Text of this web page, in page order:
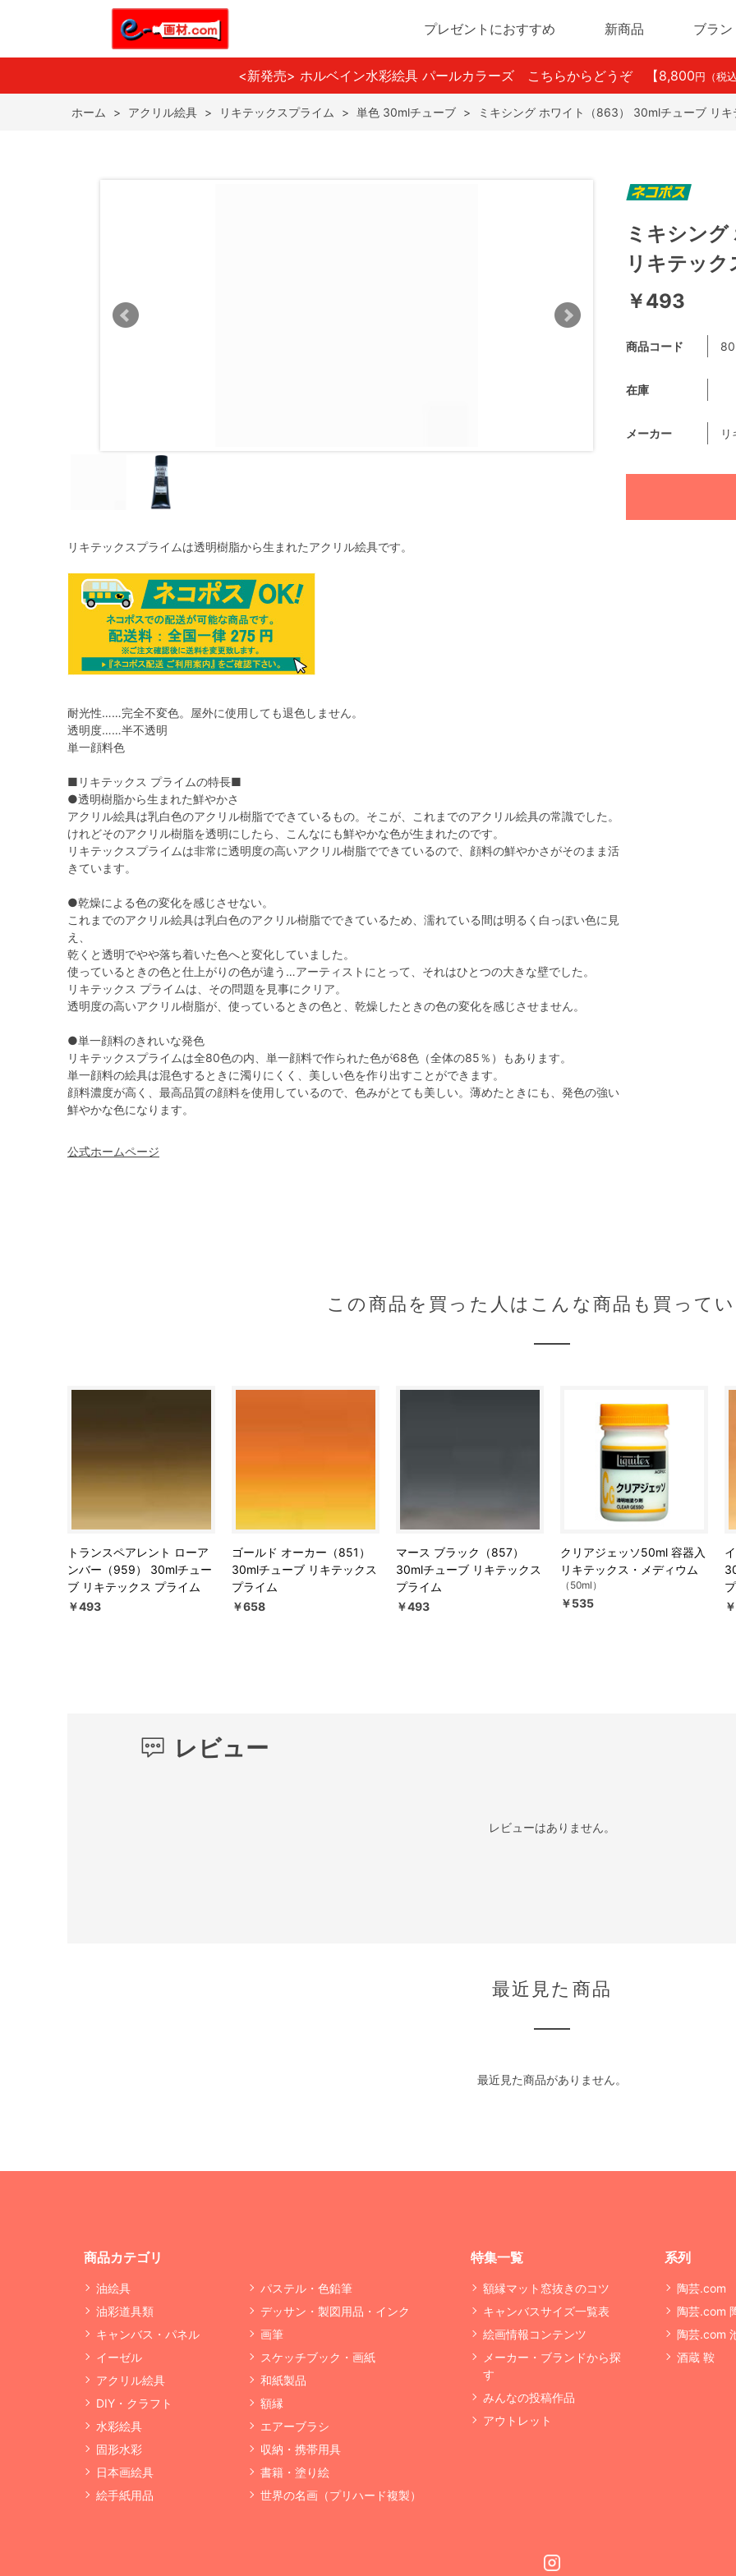
プレゼントにおすすめ 新商品 ブラン
<新発売> ホルベイン水彩絵具 パールカラーズ こちらからどうぞ 【8,800 円（税
ホーム > アクリル絵具 > リキテックスプライム > 単色 30mlチューブ > ミキシング ホワイト（863） 30mlチューブ リ
リキテックスプライムは透明樹脂から生まれたアクリル絵具です。
耐光性……完全不変色。屋外に使用しても退色しません。
透明度……半不透明
単一顔料色
■リキテックス プライムの特長■
●透明樹脂から生まれた鮮やかさ
アクリル絵具は乳白色のアクリル樹脂でできているもの。そこが、これまでのアクリル絵具の常識でした。
けれどそのアクリル樹脂を透明にしたら、こんなにも鮮やかな色が生まれたのです。
リキテックスプライムは非常に透明度の高いアクリル樹脂でできているので、顔料の鮮やかさがそのまま活
きています。
●乾燥による色の変化を感じさせない。
これまでのアクリル絵具は乳白色のアクリル樹脂でできているため、濡れている間は明るく白っぽい色に見
え、
乾くと透明でやや落ち着いた色へと変化していました。
使っているときの色と仕上がりの色が違う…アーティストにとって、それはひとつの大きな壁でした。
リキテックス プライムは、その問題を見事にクリア。
透明度の高いアクリル樹脂が、使っているときの色と、乾燥したときの色の変化を感じさせません。
●単一顔料のきれいな発色
リキテックスプライムは全80色の内、単一顔料で作られた色が68色（全体の85％）もあります。
単一顔料の絵具は混色するときに濁りにくく、美しい色を作り出すことができます。
顔料濃度が高く、最高品質の顔料を使用しているので、色みがとても美しい。薄めたときにも、発色の強い
鮮やかな色になります。
公式ホームページ
ミキシン
リキテッ
￥493
商品コード
在庫
メーカー
この商品を買った人はこんな商品も買って
トランスペアレント ローア
ンバー（959） 30mlチュー
ブ リキテックス プライム
￥493
ゴールド オーカー（851）
30mlチューブ リキテックス
プライム
￥658
マース ブラック（857）
30mlチューブ リキテックス
プライム
￥493
クリアジェッソ50ml 容器入
リキテックス・メディウム
（50ml）
￥535
レビュー
レビューはありません。
最近見た商品
最近見た商品がありません。
商品カテゴリ
油絵具
油彩道具類
キャンバス・パネル
イーゼル
アクリル絵具
DIY・クラフト
水彩絵具
固形水彩
日本画絵具
絵手紙用品
パステル・色鉛筆
デッサン・製図用品・インク
画筆
スケッチブック・画紙
和紙製品
額縁
エアーブラシ
収納・携帯用具
書籍・塗り絵
世界の名画（プリハード複製）
特集一覧
額縁マット窓抜きのコツ
キャンバスサイズ一覧表
絵画情報コンテンツ
メーカー・ブランドから探
す
みんなの投稿作品
アウトレット
系列
陶芸.com
陶芸.com
陶芸.com
酒蔵 鞍